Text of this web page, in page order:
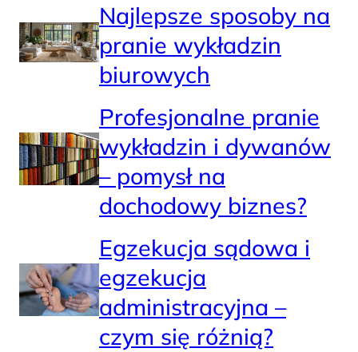
Najlepsze sposoby na
pranie wykładzin
biurowych
Profesjonalne pranie
wykładzin i dywanów
– pomysł na
dochodowy biznes?
Egzekucja sądowa i
egzekucja
administracyjna –
czym się różnią?